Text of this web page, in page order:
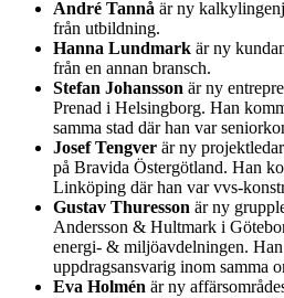
André Tannå är ny
från utbildning.
Hanna Lundmark är ny
från en annan bransch.
Stefan Johansson är ny
Prenad i Helsingborg. Han
samma stad där han var
Josef Tengver är ny
på Bravida Östergötland. Han
Linköping där han var vvs-
Gustav Thuresson är ny
Andersson & Hultmark i
energi- & miljöavdelningen.
uppdragsansvarig inom samma
Eva Holmén är ny